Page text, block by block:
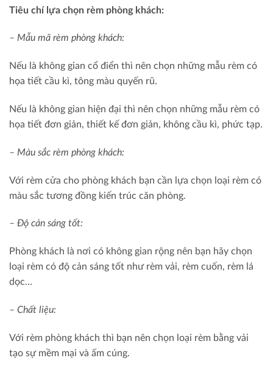
Tiêu chí lựa chọn rèm phòng khách:
– Mẫu mã rèm phòng khách:
Nếu là không gian cổ điển thì nên chọn những mẫu rèm có
họa tiết cầu kì, tông màu quyến rũ.
Nếu là không gian hiện đại thì nên chọn những mẫu rèm có
họa tiết đơn giản, thiết kế đơn giản, không cầu kì, phức tạp.
– Màu sắc rèm phòng khách:
Với rèm cửa cho phòng khách bạn cần lựa chọn loại rèm có
màu sắc tương đồng kiến trúc căn phòng.
– Độ cản sáng tốt:
Phòng khách là nơi có không gian rộng nên bạn hãy chọn
loại rèm có độ cản sáng tốt như rèm vải, rèm cuốn, rèm lá
dọc…
– Chất liệu:
Với rèm phòng khách thì bạn nên chọn loại rèm bằng vải
tạo sự mềm mại và ấm cúng.